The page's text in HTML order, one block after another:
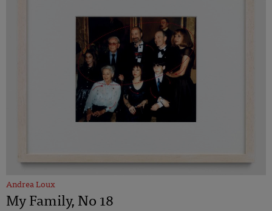
Andrea Loux
My Family, No 18